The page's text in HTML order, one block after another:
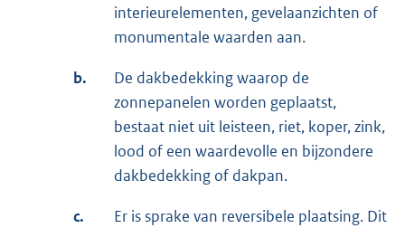
interieurelementen, gevelaanzichten of
monumentale waarden aan.
b.
De dakbedekking waarop de
zonnepanelen worden geplaatst,
bestaat niet uit leisteen, riet, koper, zink,
lood of een waardevolle en bijzondere
dakbedekking of dakpan.
c.
Er is sprake van reversibele plaatsing. Dit